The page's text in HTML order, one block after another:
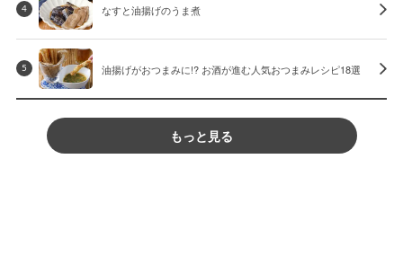
4 なすと油揚げのうま煮
5 油揚げがおつまみに!? お酒が進む人気おつまみレシピ18選
もっと見る